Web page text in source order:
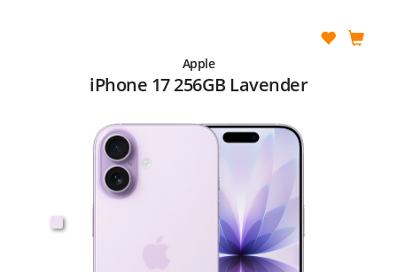
Apple
iPhone 17 256GB Lavender